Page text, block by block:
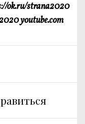
ok.ru/strana2020
youtube.com